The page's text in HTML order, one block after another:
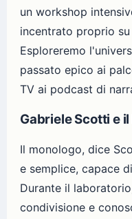
un workshop
incentrato proprio
Esploreremo
passato epico ai
TV ai podcast di
Gabriele Scotti e
Il monologo, dice
e semplice, capace
Durante il
condivisione e